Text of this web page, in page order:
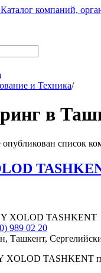
и Техника/
в
опубликован список
989 02 20
Ташкент,
XOLOD TASHKENT